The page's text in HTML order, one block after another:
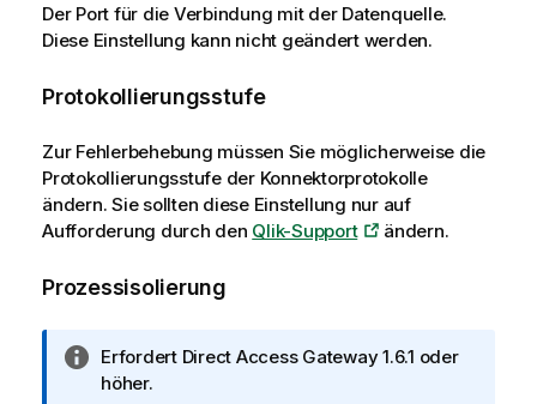
Der Port für die Verbindung mit der Datenquelle.
Diese Einstellung kann nicht geändert werden.
Protokollierungsstufe
Zur Fehlerbehebung müssen Sie möglicherweise die
Protokollierungsstufe der Konnektorprotokolle
ändern. Sie sollten diese Einstellung nur auf
Aufforderung durch den Qlik-Support ändern.
Prozessisolierung
I
n
Erfordert Direct Access Gateway1.6.1 oder
höher.